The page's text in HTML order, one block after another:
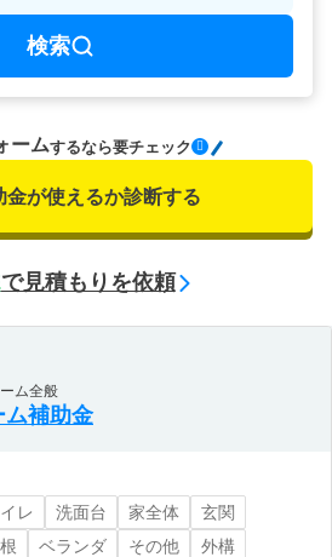
検索
ームするなら要チェック
金が使えるか診断する
で見積もりを依頼
ム全般
ム補助金
イレ 洗面台 家全体
玄関
ベランダ その他
外構